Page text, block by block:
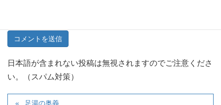
日本語が含まれない投稿は無視されますのでご注意くださ
い。（スパム対策）
足湯の奥義